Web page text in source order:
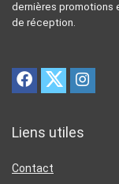
dernières promotions
de réception.
Liens utiles
Contact